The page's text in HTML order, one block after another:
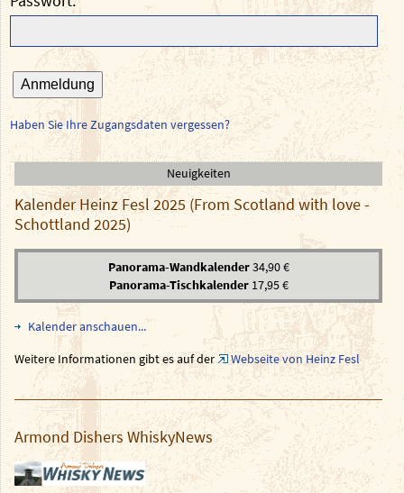
Anmeldung
Haben Sie Ihre Zugangsdaten vergessen?
Neuigkeiten
Kalender Heinz Fesl 2025 (From Scotland with love -
Schottland 2025)
Panorama-Wandkalender34,90 €
Panorama-Tischkalender17,95 €
Kalender anschauen...
Weitere Informationen gibt es auf der
Webseite von Heinz Fesl
Armond Dishers WhiskyNews